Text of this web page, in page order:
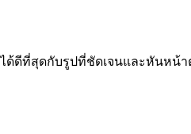
ดีที่สุดกับรูปที่ชัดเจนและหันหน้